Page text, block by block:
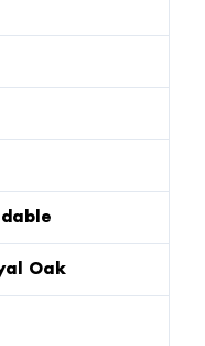
Oak